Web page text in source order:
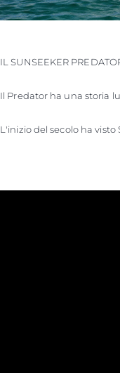
IL SUNSEEKER
Il Predator ha una storia
L'inizio del secolo ha